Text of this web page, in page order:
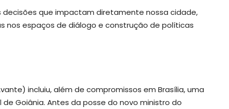
decisões que impactam diretamente nossa cidade,
nos espaços de diálogo e construção de políticas
incluiu, além de compromissos em Brasília, uma
Goiânia. Antes da posse do novo ministro do